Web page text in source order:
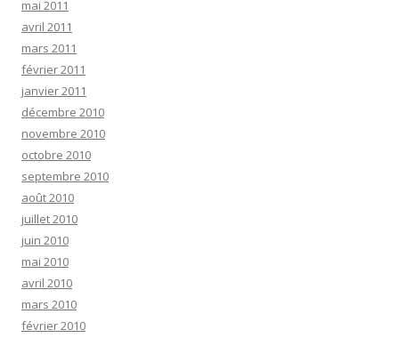
mai 2011
avril 2011
mars 2011
février 2011
janvier 2011
décembre 2010
novembre 2010
octobre 2010
septembre 2010
août 2010
juillet 2010
juin 2010
mai 2010
avril 2010
mars 2010
février 2010